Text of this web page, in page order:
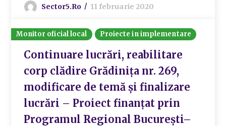
Sector5.ro 11 februarie 2020
Monitor oficial local Proiecte in implementare
Continuare lucrări, reabilitare
corp clădire Grădinița nr. 269,
modificare de temă și finalizare
lucrări – Proiect finanțat prin
Programul Regional București–